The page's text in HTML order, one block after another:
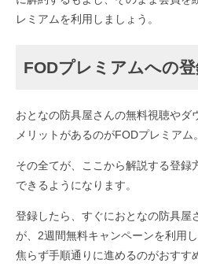
レミアムを利用しましょう。
FODプレミアムへの
おとなの防具屋さんの無料視聴やダ
メリットがあるのがFODプレミアム。
その全てが、ここから解説する登録
できるようになります。
登録したら、すぐにおとなの防具屋
が、2週間無料キャンペーンを利用
焦らず手順通りに進めるのがおすす